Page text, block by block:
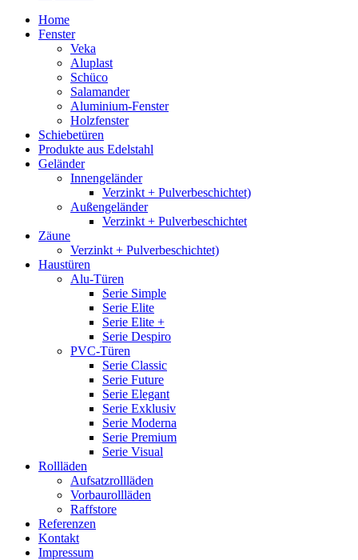
Home
Fenster
Veka
Aluplast
Schüco
Salamander
Aluminium-Fenster
Holzfenster
Schiebetüren
Produkte aus Edelstahl
Geländer
Innengeländer
Verzinkt + Pulverbeschichtet)
Außengeländer
Verzinkt + Pulverbeschichtet
Zäune
Verzinkt + Pulverbeschichtet)
Haustüren
Alu-Türen
Serie Simple
Serie Elite
Serie Elite +
Serie Despiro
PVC-Türen
Serie Classic
Serie Future
Serie Elegant
Serie Exklusiv
Serie Moderna
Serie Premium
Serie Visual
Rollläden
Aufsatzrollläden
Vorbaurollläden
Raffstore
Referenzen
Kontakt
Impressum